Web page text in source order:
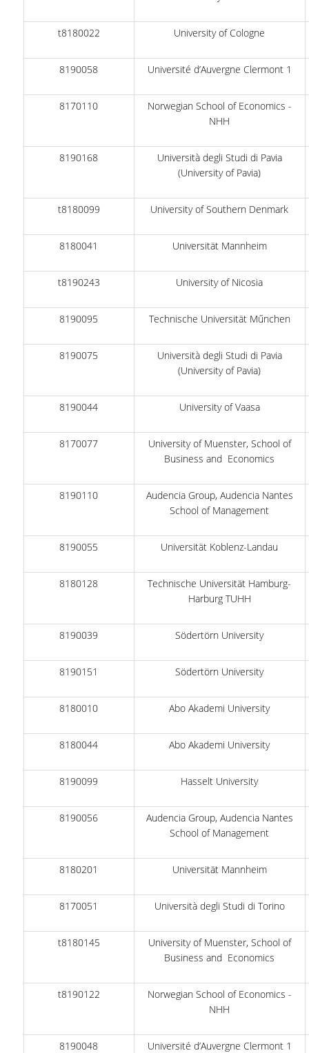
ΑΞΙΟΛΟΓΗΣΗ
ΑΠΟ ΠΡΟΠΤΥΧΙΑΚΟΥΣ ΦΟΙΤΗΤΕΣ
ΑΠΟ ΜΕΤΑΠΤΥΧΙΑΚΟΥΣ
ΕΚΘΕΣΕΙΣ ΕΞΩΤΕΡΙΚΗΣ
ΜΟ.ΔΙ.Π.
ΕΡΕΥΝΑ
ΕΡΕΥΝΗΤΙΚΕΣ ΔΡΑΣΤΗΡΙΟΤΗΤΕΣ
ΔΗΜΟΣΙΕΥΣΕΙΣ
ΕΠΙΣΤΗΜΟΝΙΚΑ ΣΥΝΕΔΡΙΑ ΚΑΙ ΣΕΜΙΝΑΡΙΑ
ΑΠΟΦΟΙΤΟΙ ΤΟΥ ΤΜΗΜΑΤΟΣ
ΑΓΓΕΛΙΕΣ ΓΙΑ ΕΡΓΑΣΙΑ
ΣΥΛΛΟΓΟΙ ΑΠΟΦΟΙΤΩΝ
ALUMNI AUEB
ΝΕΑ
ΑΝΑΚΟΙΝΩΣΕΙΣ ΓΡΑΜΜΑΤΕΙΑΣ
ΠΡΟΚΗΡΥΞΕΙΣ
ΠΡΟΚΗΡΥΞΕΙΣ ΑΠΟΚΤΗΣΗΣ ΑΚΑΔΗΜΑΪΚΗΣ
ΕΜΠΕΙΡΙΑΣ
ΕΚΔΗΛΩΣΕΙΣ
ΕΠΙΚΟΙΝΩΝΙΑ
t8180022 University of Cologne
8190058 Université d’Auvergne Clermont 1
8170110
Norwegian School of Economics -
NHH
8190168
Università degli Studi di Pavia
(University of Pavia)
t8180099 University of Southern Denmark
8180041 Universität Mannheim
t8190243 University of Nicosia
8190095 Technische Universität Műnchen
8190075
Università degli Studi di Pavia
(University of Pavia)
8190044 University of Vaasa
8170077
University of Muenster, School of
Business and Economics
8190110
Audencia Group, Audencia Nantes
School of Management
8190055 Universität Koblenz-Landau
8180128
Technische Universität Hamburg-
Harburg TUHH
8190039 Södertörn University
8190151 Södertörn University
8180010 Abo Akademi University
8180044 Abo Akademi University
8190099 Hasselt University
8190056
Audencia Group, Audencia Nantes
School of Management
8180201 Universität Mannheim
8170051 Università degli Studi di Torino
t8180145
University of Muenster, School of
Business and Economics
t8190122
Norwegian School of Economics -
NHH
8190048 Université d’Auvergne Clermont 1